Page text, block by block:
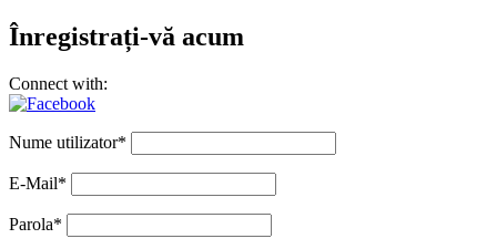
Înregistrați-vă acum
Connect with:
Nume utilizator*
E-Mail*
Parola*